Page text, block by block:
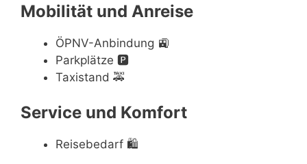
Mobilität und Anreise
ÖPNV-Anbindung 🚉
Parkplätze 🅿️
Taxistand 🚕
Service und Komfort
Reisebedarf 🛍